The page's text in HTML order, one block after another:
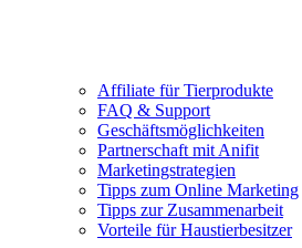
Affiliate für Tierprodukte
FAQ & Support
Geschäftsmöglichkeiten
Partnerschaft mit Anifit
Marketingstrategien
Tipps zum Online Marketing
Tipps zur Zusammenarbeit
Vorteile für Haustierbesitzer